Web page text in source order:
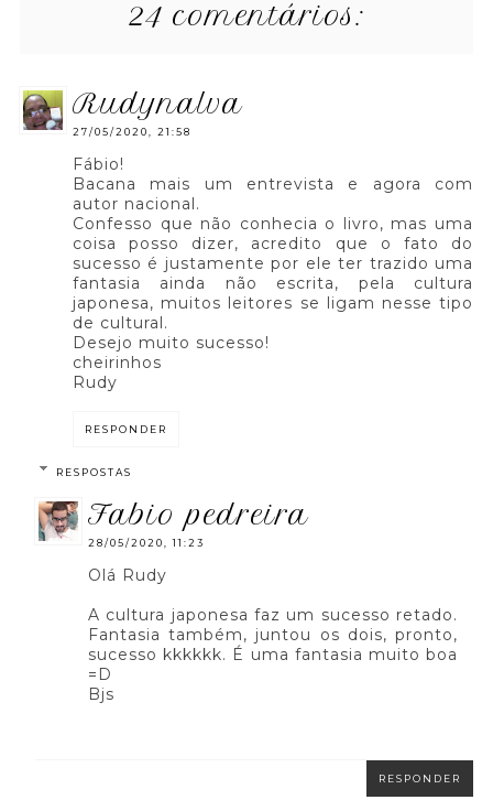
24 comentários:
rudynalva
27/05/2020, 21:58
Fábio!
Bacana mais um entrevista e agora com
autor nacional.
Confesso que não conhecia o livro, mas uma
coisa posso dizer, acredito que o fato do
sucesso é justamente por ele ter trazido uma
fantasia ainda não escrita, pela cultura
japonesa, muitos leitores se ligam nesse tipo
de cultural.
Desejo muito sucesso!
cheirinhos
Rudy
RESPONDER
RESPOSTAS
fabio pedreira
28/05/2020, 11:23
Olá Rudy
A cultura japonesa faz um sucesso retado.
Fantasia também, juntou os dois, pronto,
sucesso kkkkkk. É uma fantasia muito boa
=D
Bjs
RESPONDER